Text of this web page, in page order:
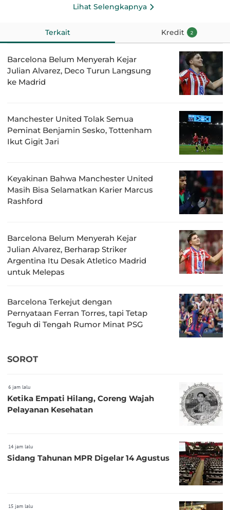
Lihat Selengkapnya
Terkait Kredit 2
Barcelona Belum Menyerah Kejar
Julian Alvarez, Deco Turun Langsung
ke Madrid
Manchester United Tolak Semua
Peminat Benjamin Sesko, Tottenham
Ikut Gigit Jari
Keyakinan Bahwa Manchester United
Masih Bisa Selamatkan Karier Marcus
Rashford
Barcelona Belum Menyerah Kejar
Julian Alvarez, Berharap Striker
Argentina Itu Desak Atletico Madrid
untuk Melepas
Barcelona Terkejut dengan
Pernyataan Ferran Torres, tapi Tetap
Teguh di Tengah Rumor Minat PSG
SOROT
6 jam lalu
Ketika Empati Hilang, Coreng Wajah
Pelayanan Kesehatan
14 jam lalu
Sidang Tahunan MPR Digelar 14 Agustus
15 jam lalu